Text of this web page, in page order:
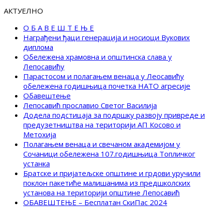
АКТУЕЛНО
О Б А В Е Ш Т Е Њ Е
Награђени ђаци генерација и носиоци Вукових
диплома
Обележена храмовна и општинска слава у
Лепосавићу
Парастосом и полагањем венаца у Леосавићу
обележена годишњица почетка НАТО агресије
Обавештење
Лепосавић прославио Светог Василија
Додела подстицаја за подршку развоју привреде и
предузетништва на територији АП Косово и
Метохија
Полагањем венаца и свечаном академијом у
Сочаници обележена 107.годишњица Топличког
устанка
Братске и пријатељске општине и грдови уручили
поклон пакетиће малишанима из предшколских
установа на територији општине Лепосавић
ОБАВЕШТЕЊЕ – Бесплатан СкиПас 2024